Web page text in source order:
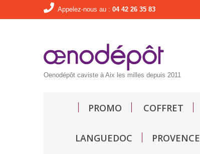
Appelez-nous au : 04 42 26 35 83
Oenodépôt caviste à Aix les milles depuis 2011
PROMO COFFRET
LANGUEDOC PROVENCE